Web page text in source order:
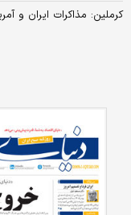
کرملین: مذاکرات ایران و